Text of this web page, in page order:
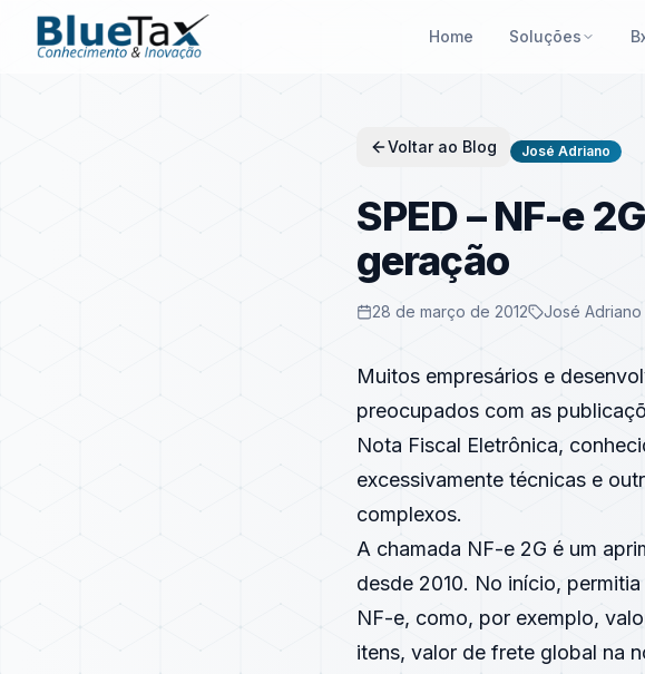
Home Soluções
Voltar ao Blog José Adriano
SPED – NF-e
geração
28 de março de 2012 José Adriano
Muitos empresários e
preocupados com as
Nota Fiscal Eletrônica,
excessivamente técnicas e
complexos.
A chamada NF-e 2G é um
desde 2010. No início,
NF-e, como, por exemplo,
itens, valor de frete global na